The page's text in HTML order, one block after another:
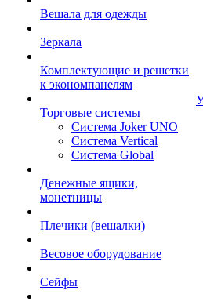
Вешала для одежды
Зеркала
Комплектующие и решетки
к экономпанелям
Торговые системы
Система Joker UNO
Система Vertical
Система Global
Денежные ящики,
монетницы
Плечики (вешалки)
Весовое оборудование
Сейфы